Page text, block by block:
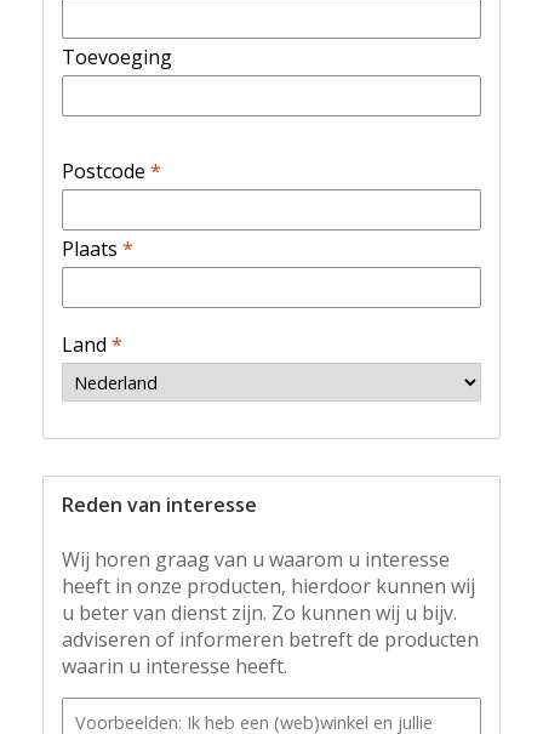
Toevoeging
Postcode *
Plaats *
Land *
Reden van interesse
Wij horen graag van u waarom u interesse
heeft in onze producten, hierdoor kunnen wij
u beter van dienst zijn. Zo kunnen wij u bijv.
adviseren of informeren betreft de producten
waarin u interesse heeft.